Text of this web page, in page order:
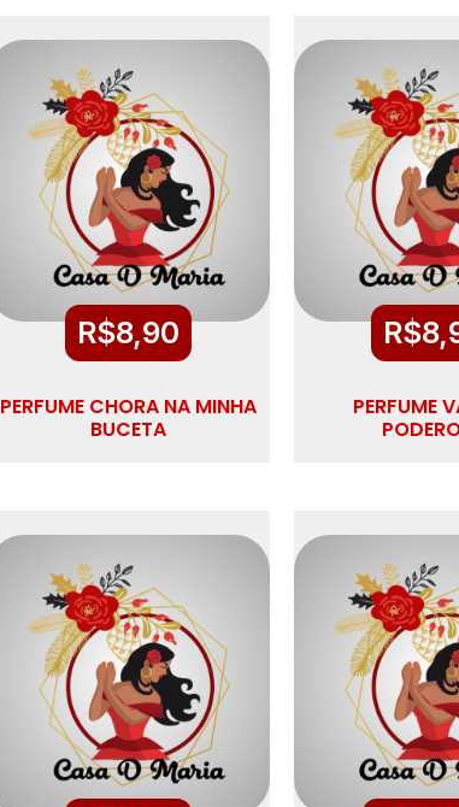
R$8,90
PERFUME CHORA NA MINHA
BUCETA
R$
PERFUME